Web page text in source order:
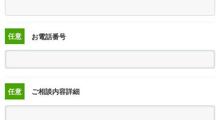
任意 お電話番号
任意 ご相談内容詳細